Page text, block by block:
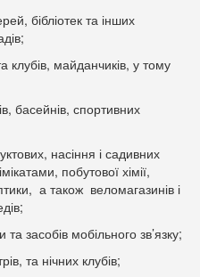
бібліотек та інших
клубів, майданчиків, у тому
басейнів, спортивних
насіння і садивних
побутової хімії,
а також веломагазинів і
та засобів мобільного зв’язку;
та нічних клубів;